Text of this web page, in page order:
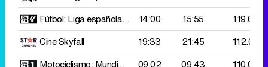
Fútbol: Liga españolaAlavés - Elche
14:00 15:55
119.000
CineSkyfall 19:33 21:45
112.000
Motociclismo: Mundial: MotoGP
G. P. Indonesia
09:02 09:43 110.000